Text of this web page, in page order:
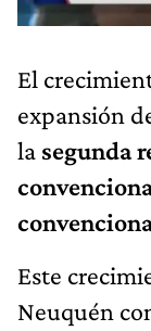
El
expansión
la segunda
Este
Neuquén